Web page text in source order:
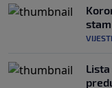
VIJESTI